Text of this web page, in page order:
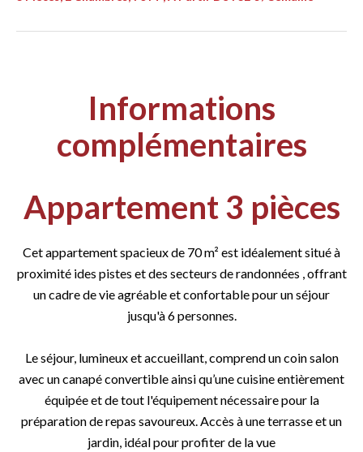
Informations
complémentaires
Appartement 3 pièces
Cet appartement spacieux de 70 m² est idéalement situé à
proximité ides pistes et des secteurs de randonnées , offrant
un cadre de vie agréable et confortable pour un séjour
jusqu'à 6 personnes.
Le séjour, lumineux et accueillant, comprend un coin salon
avec un canapé convertible ainsi qu’une cuisine entièrement
équipée et de tout l'équipement nécessaire pour la
préparation de repas savoureux. Accès à une terrasse et un
jardin, idéal pour profiter de la vue